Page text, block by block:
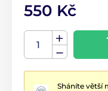
550 Kč
Sháníte větší